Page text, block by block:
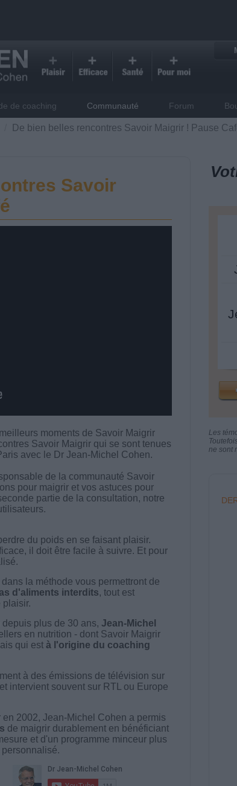
de coaching Communauté Forum
De bien belles rencontres Savoir Maigrir ! Pause
Savoir
moments de Savoir Maigrir
Savoir Maigrir qui se sont tenues
avec le Dr Jean-Michel Cohen.
de la communauté Savoir
pour maigrir et vos astuces pour
partie de la consultation, notre
du poids en se faisant plaisir.
il doit être facile à suivre. Et pour
la méthode vous permettront de
d'aliments interdits, tout est
plaisir.
plus de 30 ans, Jean-Michel
en nutrition - dont Savoir Maigrir
qui est à l'origine du coaching
à des émissions de télévision sur
intervient souvent sur RTL ou Europe
2002, Jean-Michel Cohen a permis
de maigrir durablement en bénéficiant
et d'un programme minceur plus
Les
ne sont